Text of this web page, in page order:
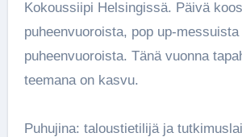
Kokoussiipi Helsingissä. Päivä
puheenvuoroista, pop up-
puheenvuoroista. Tänä vuonna
teemana on kasvu.
Puhujina: taloustietilijä ja